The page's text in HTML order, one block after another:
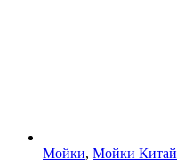
Мойки, Мойки Китай